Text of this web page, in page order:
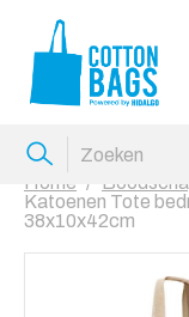
Home
Katoenen Tote
38x10x42cm